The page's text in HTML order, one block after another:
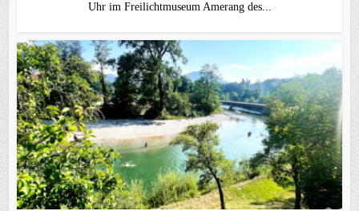
Uhr im Freilichtmuseum Amerang des...